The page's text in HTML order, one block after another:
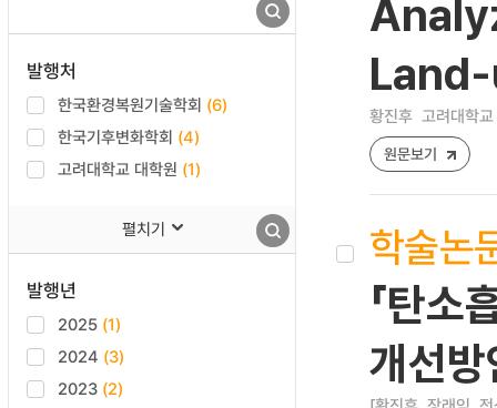
발행처
한국환경복원기술학회 (6)
한국기후변화학회 (4)
고려대학교 대학원 (1)
펼치기
발행년
2025 (1)
2024 (3)
2023 (2)
황진후 고려대학
원문보기
학술논
「탄
개선